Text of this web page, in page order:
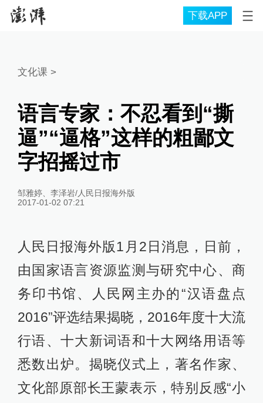
下载APP
文化课>
语言专家：不忍看到“撕
逼”“逼格”这样的粗鄙文
字招摇过市
邹雅婷、李泽岩/人民日报海外版
2017-01-02 07:21
人民日报海外版1月2日消息，日前，
由国家语言资源监测与研究中心、商
务印书馆、人民网主办的“汉语盘点
2016”评选结果揭晓，2016年度十大流
行语、十大新词语和十大网络用语等
悉数出炉。揭晓仪式上，著名作家、
文化部原部长王蒙表示，特别反感“小